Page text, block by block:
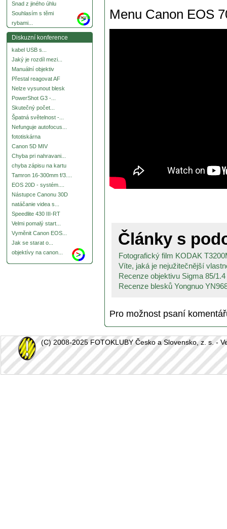
Snad z jiného úhlu
Souhlasím s těmi
rybami...
more
Diskuzní konference
kabel USB s...
Jaký je rozdíl mezi...
Manuální objektiv
Přestal reagovat AF
Nelze vysunout blesk
PowerShot G3 -...
Skutečný počet...
Špatná světelnost -...
Nefunguje autofocus...
fototiskárna
Canon 5D MIV
Chyba pri nahravani...
chyba zápisu na kartu
Tamron 16-300mm f/3....
EOS 20D - systém....
Nástupce Canonu 30D
natáčanie videa s...
Speedlite 430 III-RT
Velmi pomalý start...
Vyměnit Canon EOS...
Jak se starat o...
objektívy na canon...
Menu Canon EOS
Články s
Fotografický film KODAK
Víte, jaká je nejužitečnější
Recenze objektivu Sigma 85/
Recenze blesků Yongnuo
Pro možnost psaní
(C) 2008-2025 FOTOKLUBY Česko a Slovensko, z. s. -